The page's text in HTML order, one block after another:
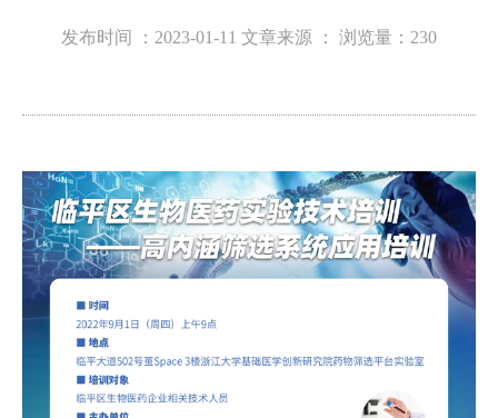
发布时间 ：2023-01-11 文章来源 ： 浏览量： 230